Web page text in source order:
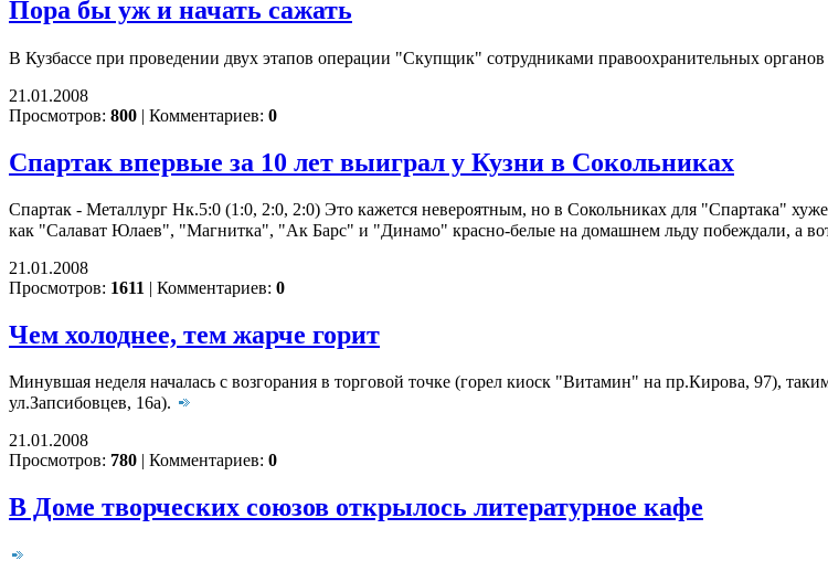
Пора бы уж и начать сажать
В Кузбассе при проведении двух этапов операции "Скупщик" сотрудниками правоохранительных
21.01.2008
Просмотров: 800 | Комментариев: 0
Спартак впервые за 10 лет выиграл у Кузни в Сокольниках
Спартак - Металлург Нк.5:0 (1:0, 2:0, 2:0) Это кажется невероятным, но в Сокольниках для "Спартака"
как "Салават Юлаев", "Магнитка", "Ак Барс" и "Динамо" красно-белые на домашнем льду побеждали, а
21.01.2008
Просмотров: 1611 | Комментариев: 0
Чем холоднее, тем жарче горит
Минувшая неделя началась с возгорания в торговой точке (горел киоск "Витамин" на пр.Кирова, 97),
ул.Запсибовцев, 16а).
21.01.2008
Просмотров: 780 | Комментариев: 0
В Доме творческих союзов открылось литературное кафе